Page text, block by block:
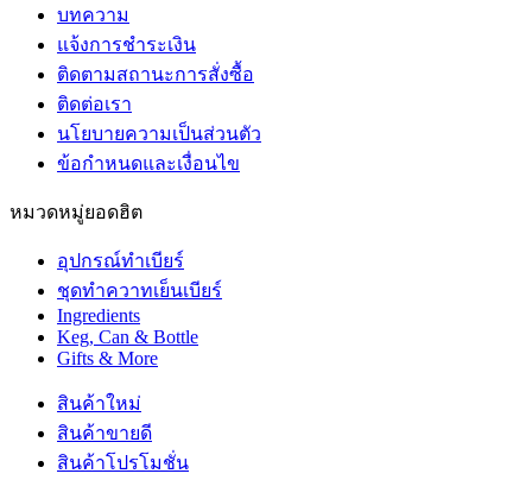
บทความ
แจ้งการชำระเงิน
ติดตามสถานะการสั่งซื้อ
ติดต่อเรา
นโยบายความเป็นส่วนตัว
ข้อกำหนดและเงื่อนไข
หมวดหมู่ยอดฮิต
อุปกรณ์ทำเบียร์
ชุดทำควาทเย็นเบียร์
Ingredients
Keg, Can & Bottle
Gifts & More
สินค้าใหม่
สินค้าขายดี
สินค้าโปรโมชั่น